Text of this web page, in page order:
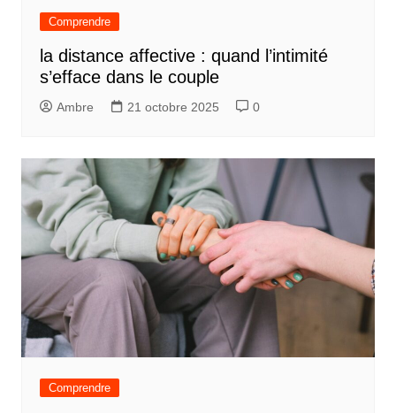
Comprendre
la distance affective : quand l’intimité
s’efface dans le couple
Ambre 21 octobre 2025 0
Comprendre